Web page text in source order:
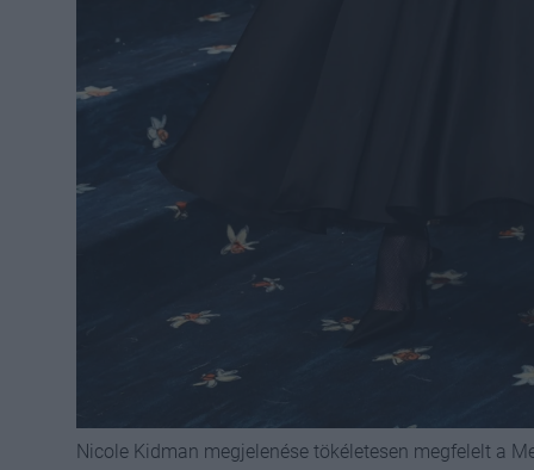
Nicole Kidman megjelenése tökéletesen megfelelt a